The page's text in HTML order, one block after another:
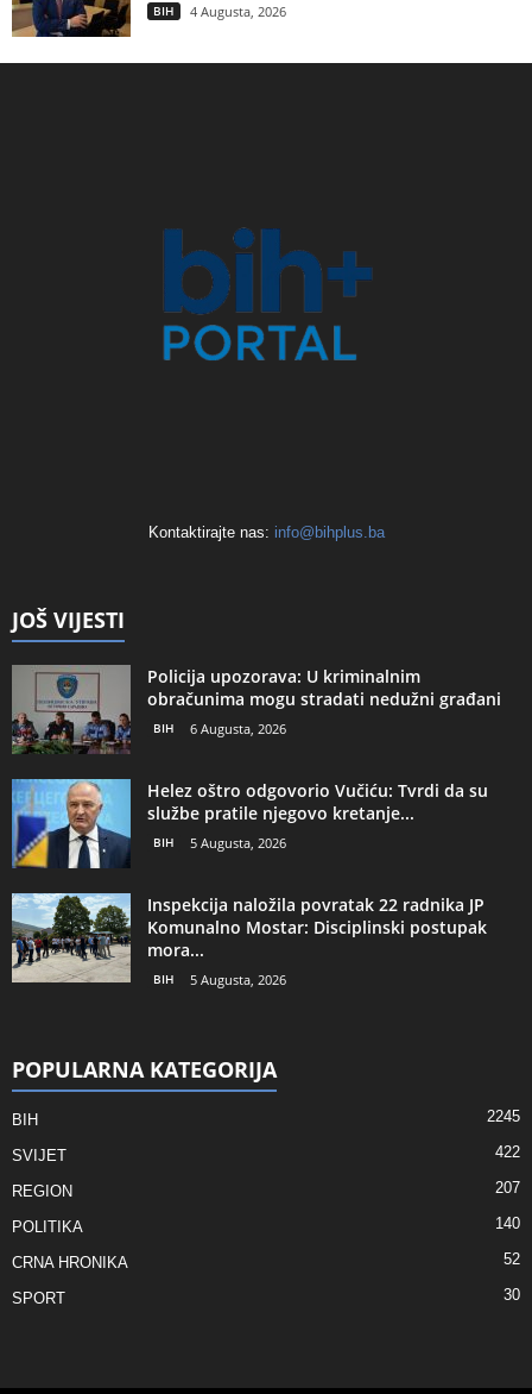
BIH 4 Augusta, 2026
Kontaktirajte nas: info@bihplus.ba
JOŠ VIJESTI
Policija upozorava: U kriminalnim
obračunima mogu stradati nedužni građani
BIH 6 Augusta, 2026
Helez oštro odgovorio Vučiću: Tvrdi da su
službe pratile njegovo kretanje...
BIH 5 Augusta, 2026
Inspekcija naložila povratak 22 radnika JP
Komunalno Mostar: Disciplinski postupak
mora...
BIH 5 Augusta, 2026
POPULARNA KATEGORIJA
BIH 2245
SVIJET 422
REGION 207
POLITIKA 140
CRNA HRONIKA 52
SPORT 30